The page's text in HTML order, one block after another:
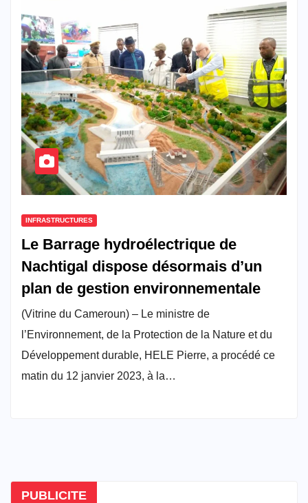
INFRASTRUCTURES
Le Barrage hydroélectrique de
Nachtigal dispose désormais d’un
plan de gestion environnementale
(Vitrine du Cameroun) – Le ministre de
l’Environnement, de la Protection de la Nature et du
Développement durable, HELE Pierre, a procédé ce
matin du 12 janvier 2023, à la…
PUBLICITE